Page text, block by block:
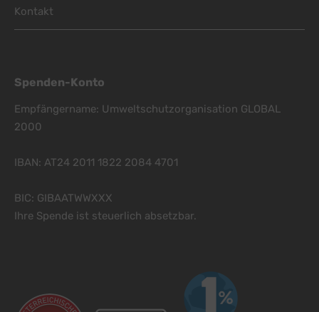
Kontakt
Spenden-Konto
Empfängername: Umweltschutzorganisation GLOBAL
2000
IBAN: AT24 2011 1822 2084 4701
BIC: GIBAATWWXXX
Ihre Spende ist steuerlich absetzbar.